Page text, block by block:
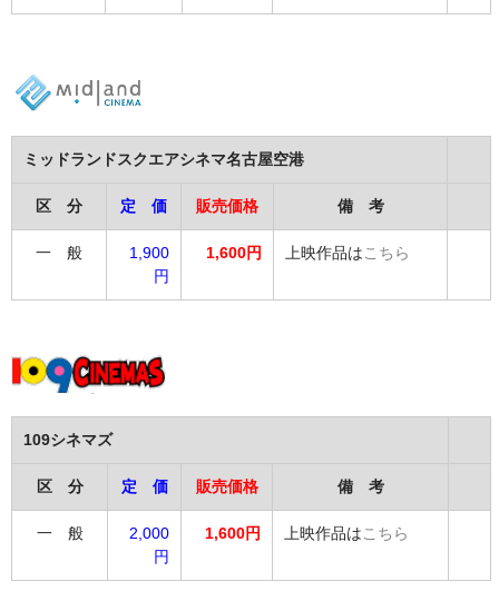
ミッドランドスクエアシネマ名古屋空港
区 分 定 価 販売価格 備 考
一 般
1,900
円
1,600円 上映作品は こちら
109シネマズ
区 分 定 価 販売価格 備 考
一 般
2,000
円
1,600円 上映作品は こちら